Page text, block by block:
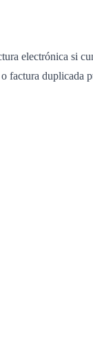
electrónica si
duplicada